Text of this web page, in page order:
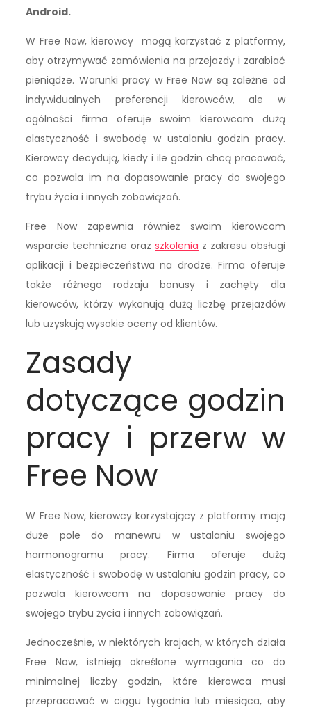
Android.
W Free Now, kierowcy mogą korzystać z platformy,
aby otrzymywać zamówienia na przejazdy i zarabiać
pieniądze. Warunki pracy w Free Now są zależne od
indywidualnych preferencji kierowców, ale w
ogólności firma oferuje swoim kierowcom dużą
elastyczność i swobodę w ustalaniu godzin pracy.
Kierowcy decydują, kiedy i ile godzin chcą pracować,
co pozwala im na dopasowanie pracy do swojego
trybu życia i innych zobowiązań.
Free Now zapewnia również swoim kierowcom
wsparcie techniczne oraz szkolenia z zakresu obsługi
aplikacji i bezpieczeństwa na drodze. Firma oferuje
także różnego rodzaju bonusy i zachęty dla
kierowców, którzy wykonują dużą liczbę przejazdów
lub uzyskują wysokie oceny od klientów.
Zasady
dotyczące godzin
pracy i przerw w
Free Now
W Free Now, kierowcy korzystający z platformy mają
duże pole do manewru w ustalaniu swojego
harmonogramu pracy. Firma oferuje dużą
elastyczność i swobodę w ustalaniu godzin pracy, co
pozwala kierowcom na dopasowanie pracy do
swojego trybu życia i innych zobowiązań.
Jednocześnie, w niektórych krajach, w których działa
Free Now, istnieją określone wymagania co do
minimalnej liczby godzin, które kierowca musi
przepracować w ciągu tygodnia lub miesiąca, aby